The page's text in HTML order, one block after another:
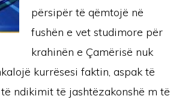
përsipër të qëmtojë në
fushën e vet studimore për
krahinën e Çamërisë nuk
kurrësesi faktin, aspak të
ndikimit të jashtëzakonshë m të